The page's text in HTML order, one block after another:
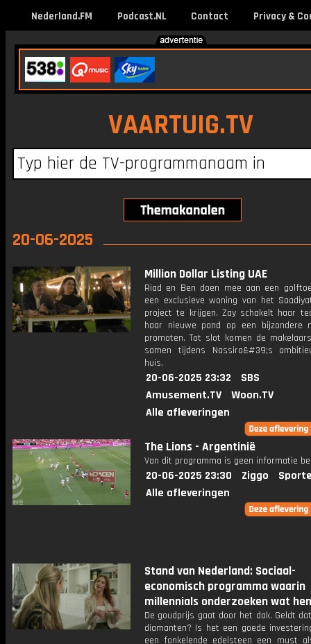
Nederland.FM Podcast.NL Contact Privacy &
VAARTUIG.TV
20-06-2025
Million Dollar Listing UAE
Riad en Ben doen mee aan een
een ​​exclusieve woning van het
project te krijgen. Zay schakelt haar
haar nieuwe pand op een bijzondere
promoten. Tot slot komen de
samen tijdens Nassira&#39;s
huis.
20-06-2025 23:32
SBS
Amusement.TV
Woon.TV
Alle afleveringen
The Lions - Argentinië
Van dit programma is geen informatie
20-06-2025 23:30 Ziggo
Alle afleveringen
Stand van Nederland: Sociaal-
economisch programma waarin
millennials onderzoeken wat
De goudprijs gaat door het dak. Geldt
diamanten? Is het een goede
een fonkelende edelsteen een must